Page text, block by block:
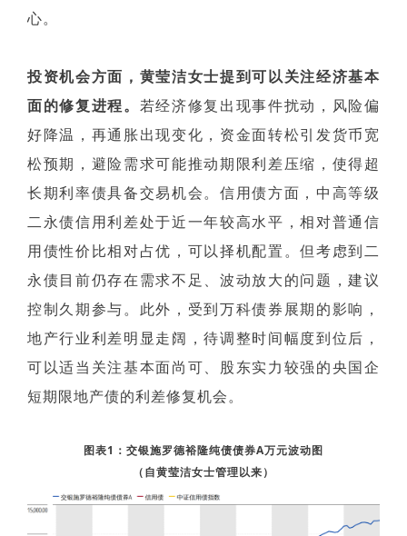
心。
投资机会方面，黄莹洁女士提到可以关注经济基本
面的修复进程。 若经济修复出现事件扰动，风险偏
好降温，再通胀出现变化，资金面转松引发货币宽
松预期，避险需求可能推动期限利差压缩，使得超
长期利率债具备交易机会。信用债方面，中高等级
二永债信用利差处于近一年较高水平，相对普通信
用债性价比相对占优，可以择机配置。但考虑到二
永债目前仍存在需求不足、波动放大的问题，建议
控制久期参与。此外，受到万科债券展期的影响，
地产行业利差明显走阔，待调整时间幅度到位后，
可以适当关注基本面尚可、股东实力较强的央国企
短期限地产债的利差修复机会。
图表1：交银施罗德裕隆纯债债券A万元波动图
（自黄莹洁女士管理以来）